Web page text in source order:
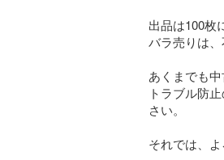
出品は100枚
バラ売りは
あくまでも
トラブル防
さい。
それでは、よ